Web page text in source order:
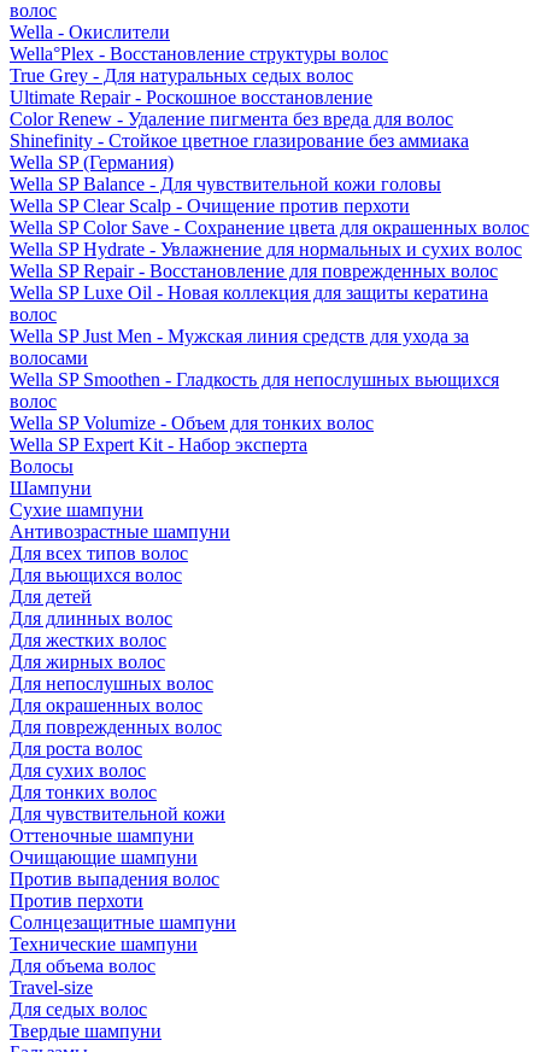
волос
Wella - Окислители
Wella°Plex - Восстановление структуры волос
True Grey - Для натуральных седых волос
Ultimate Repair - Роскошное восстановление
Color Renew - Удаление пигмента без вреда для волос
Shinefinity - Стойкое цветное глазирование без аммиака
Wella SP (Германия)
Wella SP Balance - Для чувствительной кожи головы
Wella SP Clear Scalp - Очищение против перхоти
Wella SP Color Save - Сохранение цвета для окрашенных волос
Wella SP Hydrate - Увлажнение для нормальных и сухих волос
Wella SP Repair - Восстановление для поврежденных волос
Wella SP Luxe Oil - Новая коллекция для защиты кератина
волос
Wella SP Just Men - Мужская линия средств для ухода за
волосами
Wella SP Smoothen - Гладкость для непослушных вьющихся
волос
Wella SP Volumize - Объем для тонких волос
Wella SP Expert Kit - Набор эксперта
Волосы
Шампуни
Сухие шампуни
Антивозрастные шампуни
Для всех типов волос
Для вьющихся волос
Для детей
Для длинных волос
Для жестких волос
Для жирных волос
Для непослушных волос
Для окрашенных волос
Для поврежденных волос
Для роста волос
Для сухих волос
Для тонких волос
Для чувствительной кожи
Оттеночные шампуни
Очищающие шампуни
Против выпадения волос
Против перхоти
Солнцезащитные шампуни
Технические шампуни
Для объема волос
Travel-size
Для седых волос
Твердые шампуни